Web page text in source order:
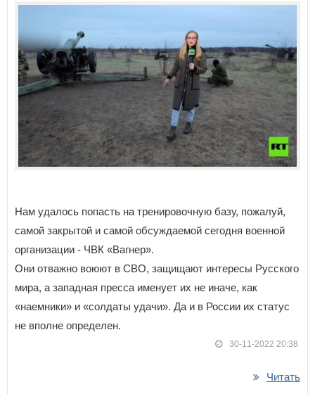
Нам удалось попасть на тренировочную базу, пожалуй,
самой закрытой и самой обсуждаемой сегодня военной
организации - ЧВК «Вагнер».
Они отважно воюют в СВО, защищают интересы Русского
мира, а западная пресса именует их не иначе, как
«наемники» и «солдаты удачи». Да и в России их статус
не вполне определен.
30-11-2022 20:38
Читать